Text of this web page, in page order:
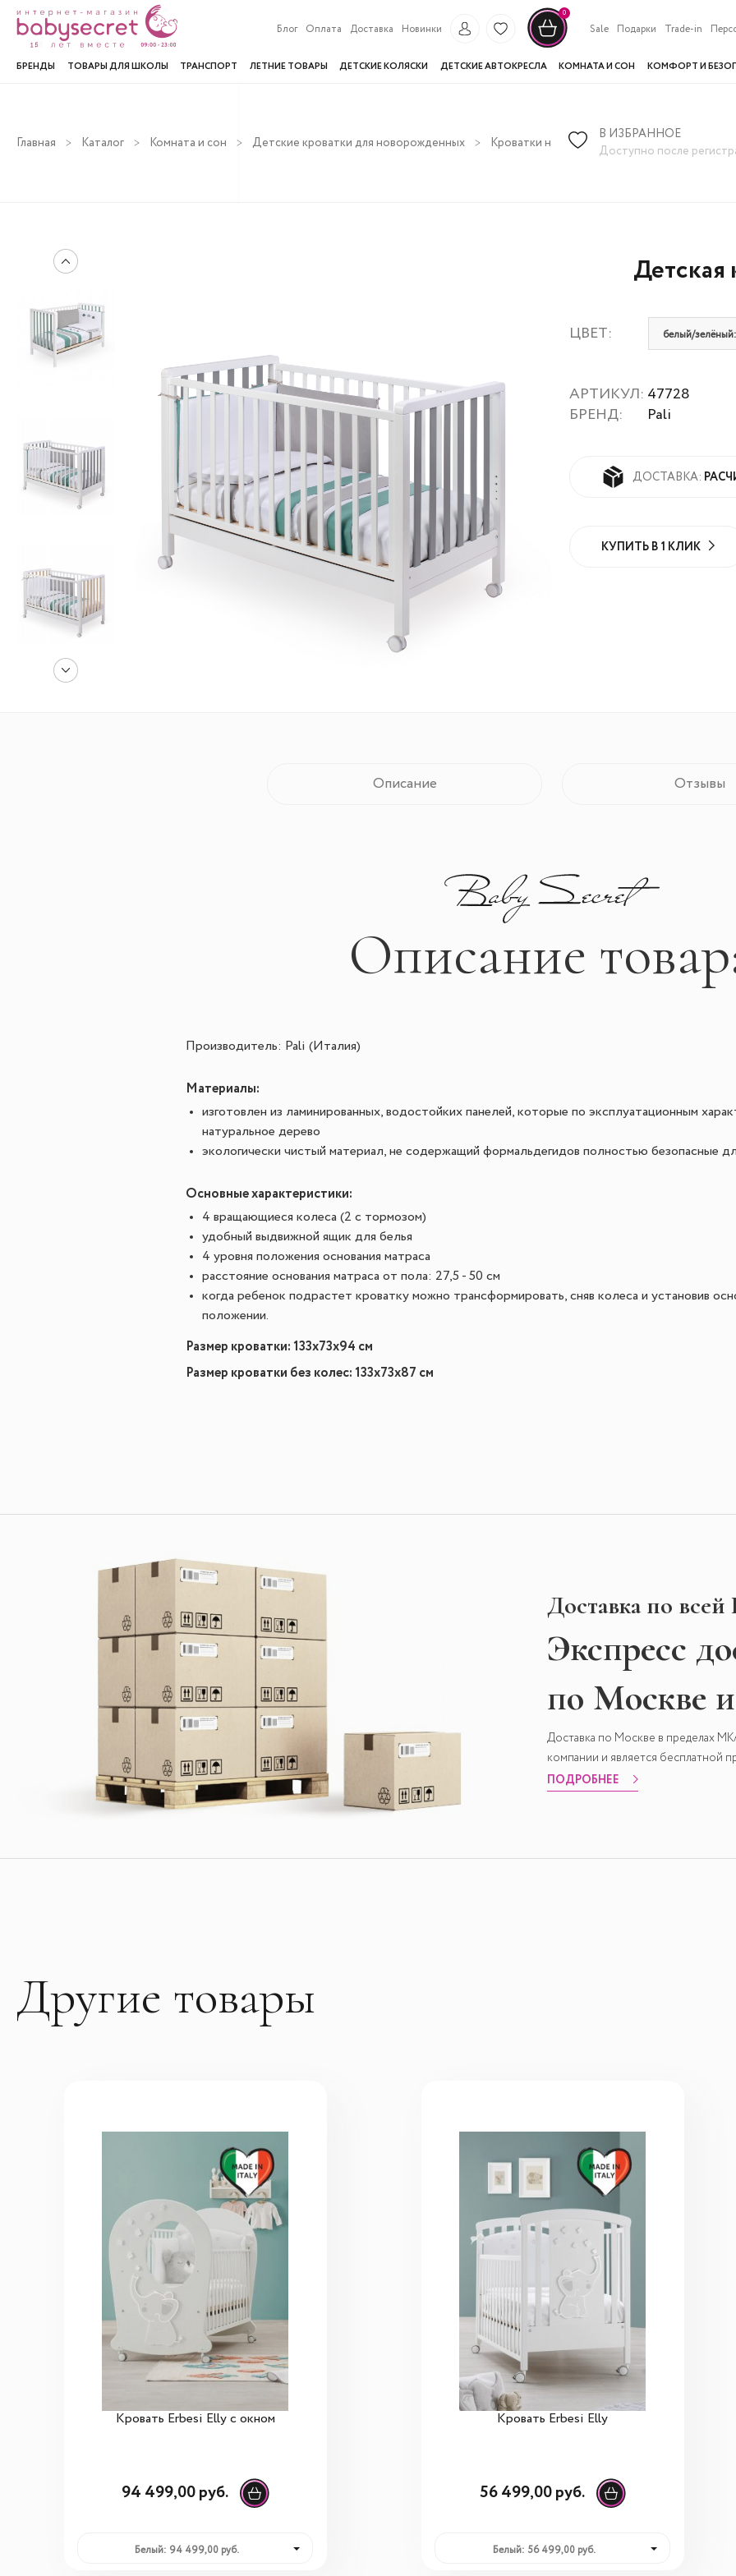
Блог Оплата Доставка Новинки
0
Sale Подарки Trade-in
БРЕНДЫ ТОВАРЫ ДЛЯ ШКОЛЫ ТРАНСПОРТ ЛЕТНИЕ ТОВАРЫ ДЕТСКИЕ КОЛЯСКИ ДЕТСКИЕ АВТОКРЕСЛА КОМНАТА И СОН КОМФОРТ И
Главная Каталог Комната и сон Детские кроватки для новорожденных Кроватки на колесиках
В ИЗБРАННОЕ
Доступно после
Детская
ЦВЕТ: белый/
АРТИКУЛ:
БРЕНД:
47728
Pali
ДОСТАВКА:
КУПИТЬ В 1 КЛИК
Описание Отзывы
Описание
Производитель: Pali (Италия)
Материалы:
изготовлен из ламинированных, водостойких панелей, которые по эксплуатационным
натуральное дерево
экологически чистый материал, не содержащий формальдегидов полностью безопасные
Основные характеристики:
4 вращающиеся колеса (2 с тормозом)
удобный выдвижной ящик для белья
4 уровня положения основания матраса
расстояние основания матраса от пола: 27,5 - 50 см
когда ребенок подрастет кроватку можно трансформировать, сняв колеса и установив
положении.
Размер кроватки: 133х73х94 см
Размер кроватки без колес: 133х73х87 см
Доставка по
Экспресс
по Москве
Доставка по Москве в пределах
компании и является бесплатной
ПОДРОБНЕЕ
Другие товары
Кровать Erbesi Elly с окном
94 499,00 руб.
Белый: 94 499,00 руб.
Кровать Erbesi Elly
56 499,00 руб.
Белый: 56 499,00 руб.